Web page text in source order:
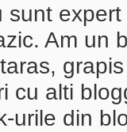
sunt expert
Am un
cu alti
urile din